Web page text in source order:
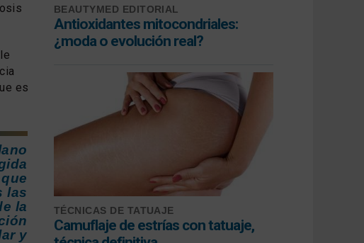
BEAUTYMED EDITORIAL
Antioxidantes mitocondriales:
¿moda o evolución real?
TÉCNICAS DE TATUAJE
Camuflaje de estrías con tatuaje,
es
las
la
y